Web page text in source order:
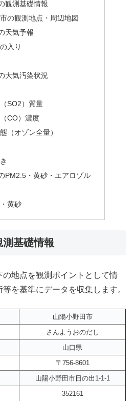
観測基礎情報
の観測地点・周辺地図
天気予報
入り
大気汚染状況
SO2）質量
CO）濃度
（オゾン全量）
PM2.5・黄砂・エアロゾル
黄砂
基礎情報
地点を観測ポイントとして情
を基準にデータを収集します。
山陽小野田市
さんようおのだし
山口県
〒756-8601
山陽小野田市日の出1-1-1
352161